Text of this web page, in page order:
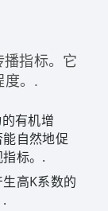
指标。它
度。.
有机增
自然地促
标。.
高K系数的